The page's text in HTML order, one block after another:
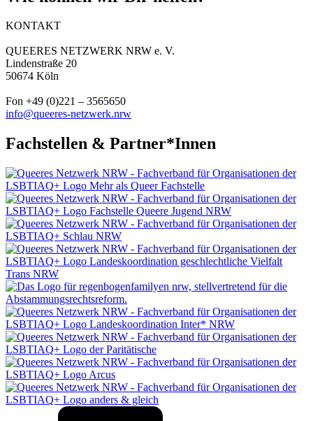
KONTAKT
QUEERES NETZWERK NRW e. V.
Lindenstraße 20
50674 Köln
Fon +49 (0)221 – 3565650
info@queeres-netzwerk.nrw
Fachstellen & Partner*Innen